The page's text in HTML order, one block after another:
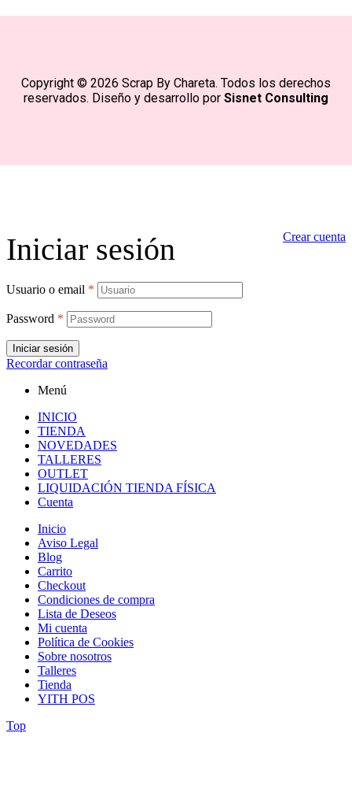
Copyright © 2026 Scrap By Chareta. Todos los derechos
reservados. Diseño y desarrollo por Sisnet Consulting
Iniciar sesión Crear cuenta
Usuario o email *
Password *
Iniciar sesión
Recordar contraseña
Menú
INICIO
TIENDA
NOVEDADES
TALLERES
OUTLET
LIQUIDACIÓN TIENDA FÍSICA
Cuenta
Inicio
Aviso Legal
Blog
Carrito
Checkout
Condiciones de compra
Lista de Deseos
Mi cuenta
Política de Cookies
Sobre nosotros
Talleres
Tienda
YITH POS
Top